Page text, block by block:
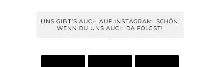
UNS GIBT’S AUCH AUF INSTAGRAM! SCHÖN,
WENN DU UNS AUCH DA FOLGST!